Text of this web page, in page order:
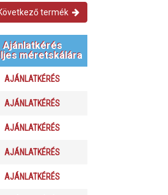
termék
Ajánlatkérés
méretskálára
AJÁNLATKÉRÉS
AJÁNLATKÉRÉS
AJÁNLATKÉRÉS
AJÁNLATKÉRÉS
AJÁNLATKÉRÉS